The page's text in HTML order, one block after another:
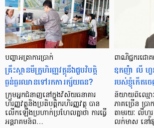
បញ្ហា​អត្រា​ការប្រាក់
គ្រឹះស្ថាន​មីក្រូ​ហិរញ្ញវត្ថុ​នឹង​ជួប​វិបត្តិ​
ធ្ងន់ធ្ងរ​ឈាន​ទៅ​រក​ការ​ក្ស័យធន?
ក្រុម​អ្នក​ជំនាញ​នៅ​ក្នុង​វិស័យ​ធនាគារ
ហិរញ្ញវត្ថុ​និង​ប្រតិបត្តិករ​ហិរញ្ញ​វត្ថុ បាន​​
លើក​ឡើង​ប្រហាក់​ប្រហែល​គ្នា​ថា ការ​ធ្វើ​
អន្តរាគមន៍​ព…
ពាណិជ្ជករជោ
ឧកញ៉ា លី ហួ
របស់ខ្ញុំកើត
និយាយ​ពី​ឈ្មោ
ភាគ​ច្រើន ប្រ
តាមរយៈ លីហួ
លក់​មាស នៅ​ផ្